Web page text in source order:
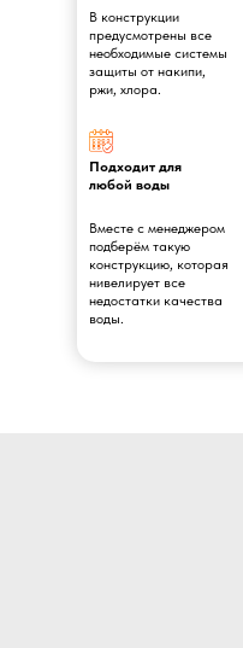
В конструкции
предусмотрены все
необходимые системы
защиты от накипи,
ржи, хлора.
Подходит для
любой воды
Вместе с менеджером
подберём такую
конструкцию, которая
нивелирует все
недостатки качества
воды.